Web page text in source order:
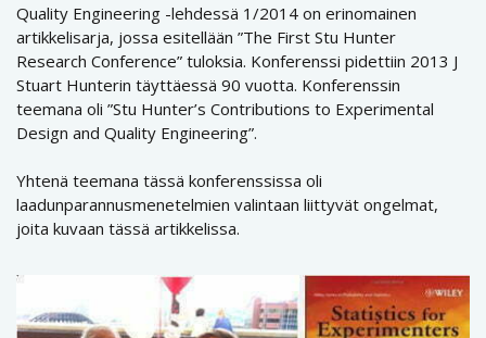
Quality Engineering -lehdessä 1/2014 on erinomainen
artikkelisarja, jossa esitellään ”The First Stu Hunter
Research Conference” tuloksia. Konferenssi pidettiin 2013 J
Stuart Hunterin täyttäessä 90 vuotta. Konferenssin
teemana oli ”Stu Hunter’s Contributions to Experimental
Design and Quality Engineering”.
Yhtenä teemana tässä konferenssissa oli
laadunparannusmenetelmien valintaan liittyvät ongelmat,
joita kuvaan tässä artikkelissa.